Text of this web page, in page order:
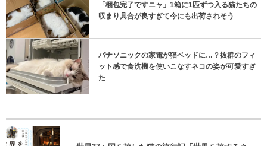
「梱包完了ですニャ」1箱に1匹ずつ入る猫たちの
収まり具合が良すぎて今にも出荷されそう
パナソニックの家電が猫ベッドに…？抜群のフィ
ット感で食洗機を使いこなすネコの姿が可愛すぎ
た